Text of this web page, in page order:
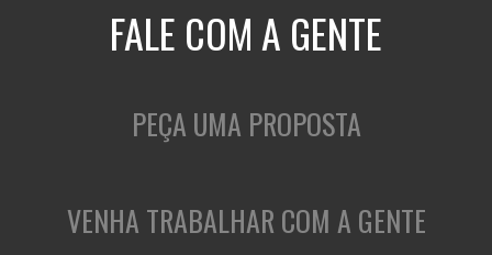
FALE COM A GENTE
PEÇA UMA PROPOSTA
VENHA TRABALHAR COM A GENTE